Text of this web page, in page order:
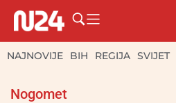
NAJNOVIJE BIH REGIJA SVIJET
Nogomet